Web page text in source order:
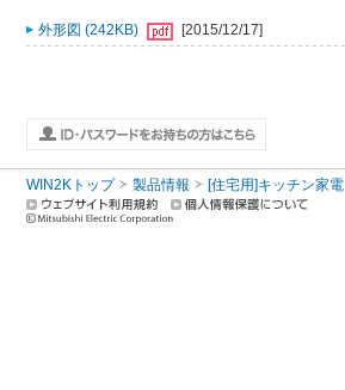
外形図 (242KB) [2015/12/17]
WIN2Kトップ 製品情報 [住宅用]キッチン家電